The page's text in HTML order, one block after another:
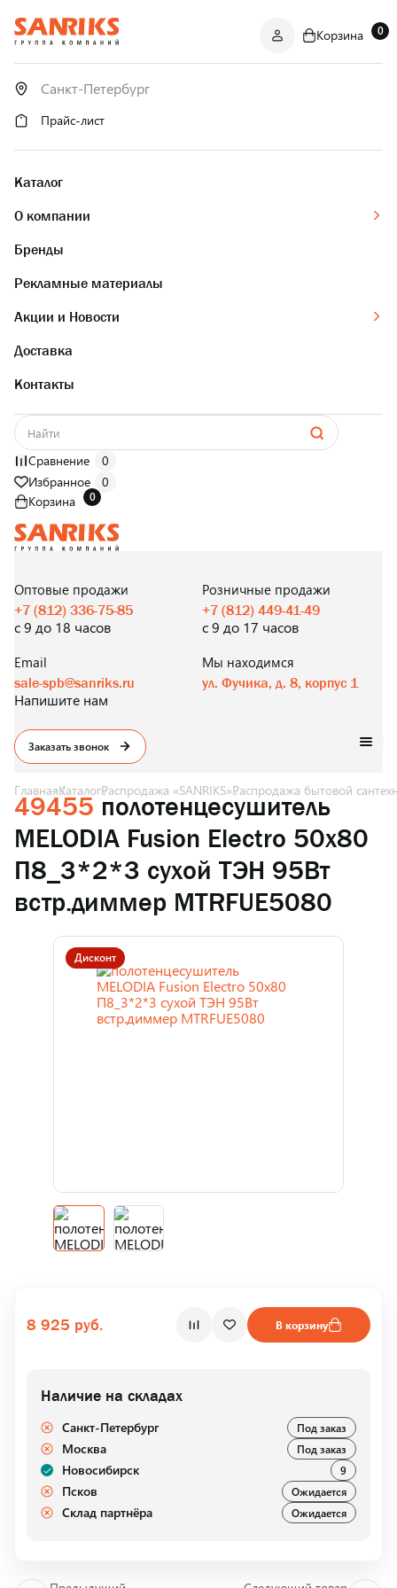
ОПТОМ
И В РОЗНИЦУ
Корзина 0
Прайс-лист
Каталог
О компании
Бренды
Рекламные материалы
Акции и Новости
Доставка
Контакты
Сравнение
0
Избранное
0
Корзина
0
И В РОЗНИЦУ
Оптовые продажи
+7 (812) 336-75-85
с 9 до 18 часов
Розничные продажи
+7 (812) 449-41-49
с 9 до 17 часов
Email
sale-spb@sanriks.ru
Напишите нам
Мы находимся
ул. Фучика, д. 8, корпус 1
Заказать звонок
ГлавнаяКаталогРаспродажа «SANRIKS»Распродажа бытовой
49455 полотенцесушитель
MELODIA Fusion Electro 50х80
П8_3*2*3 cухой ТЭН 95Вт
встр.диммер MTRFUE5080
Дисконт
8 925 руб. В корзину
Наличие на складах
Санкт-Петербург Под заказ
Москва Под заказ
Новосибирск 9
Псков Ожидается
Склад партнёра Ожидается